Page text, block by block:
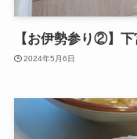
【お伊勢参り②】
2024年5月6日